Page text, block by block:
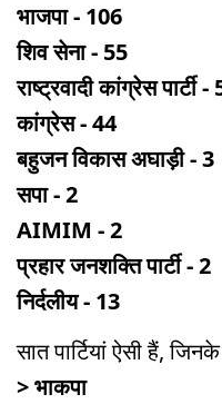
भाजपा - 106
शिव सेना - 55
राष्ट्रवादी कांग्रेस पार्टी -
कांग्रेस - 44
बहुजन विकास अघाड़ी - 3
सपा - 2
AIMIM - 2
प्रहार जनशक्ति पार्टी - 2
निर्दलीय - 13
सात पार्टियां ऐसी हैं,
> भाकपा